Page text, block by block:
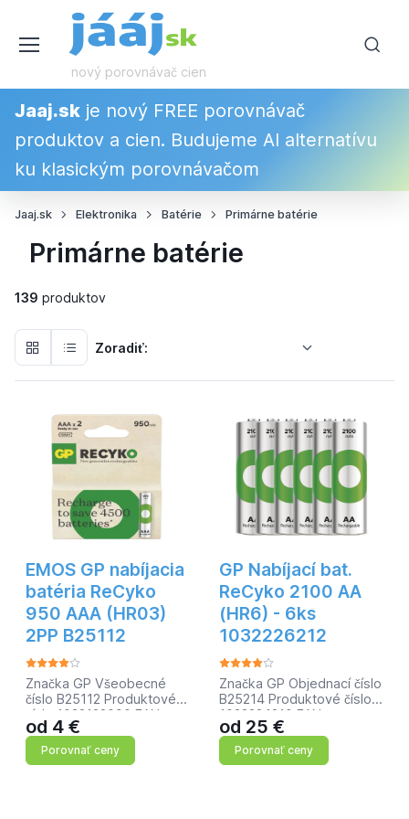
nový porovnávač cien
Jaaj.sk je nový FREE porovnávač
produktov a cien. Budujeme AI alternatívu
ku klasickým porovnávačom
Jaaj.sk Elektronika Batérie Primárne batérie
Primárne batérie
139 produktov
Zoradiť:
EMOS GP nabíjacia
batéria ReCyko
950 AAA (HR03)
2PP B25112
Značka GP Všeobecné
číslo B25112 Produktové
číslo 1032122090 EAN
4891199212628 veľkosť
batérie AAA chemické
zloženie NiMH
od 4 €
Porovnať ceny
GP Nabíjací bat.
ReCyko 2100 AA
(HR6) - 6ks
1032226212
Značka GP Objednací číslo
B25214 Produktové číslo
1032224210 EAN
4891199212598 velikost
baterie AA chemické
složení NiMH kategorie/
od 25 €
Porovnať ceny